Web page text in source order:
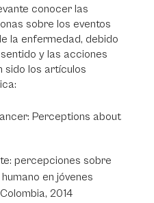
conocer las
sobre los eventos
la enfermedad, debido
y las acciones
sido los artículos
Perceptions about
percepciones sobre
en jóvenes
2014